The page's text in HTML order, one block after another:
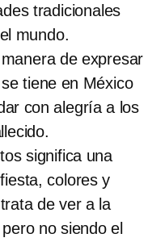
tradicionales
mundo.
de expresar
tiene en México
con alegría a los
significa una
colores y
de ver a la
no siendo el